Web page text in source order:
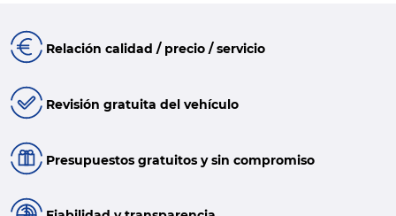
Relación calidad / precio / servicio
Revisión gratuita del vehículo
Presupuestos gratuitos y sin compromiso